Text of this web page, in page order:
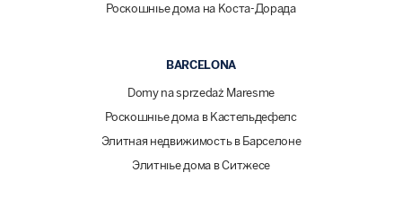
Роскошные дома на Коста-Дорада
BARCELONA
Domy na sprzedaż Maresme
Роскошные дома в Кастельдефелс
Элитная недвижимость в Барселоне
Элитные дома в Ситжесе